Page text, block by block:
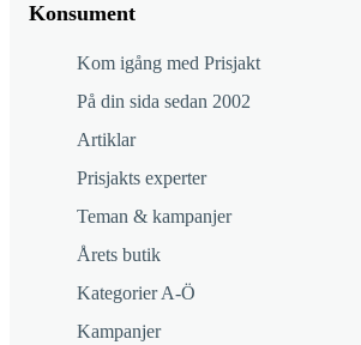
Konsument
Kom igång med Prisjakt
På din sida sedan 2002
Artiklar
Prisjakts experter
Teman & kampanjer
Årets butik
Kategorier A-Ö
Kampanjer